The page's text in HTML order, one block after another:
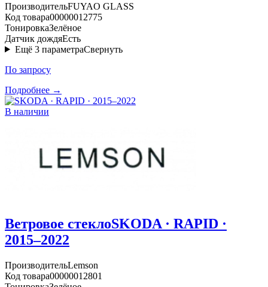
ПроизводительFUYAO GLASS
Код товара00000012775
ТонировкаЗелёное
Датчик дождяЕсть
Ещё 3 параметраСвернуть
По запросу
Подробнее →
В наличии
Ветровое стеклоSKODA · RAPID ·
2015–2022
ПроизводительLemson
Код товара00000012801